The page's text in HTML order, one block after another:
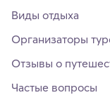
Виды отдыха
Организаторы
Отзывы о
Частые вопросы